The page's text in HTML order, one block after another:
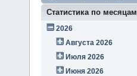
Статистика по месяцам
2026
Августа 2026
Июля 2026
Июня 2026